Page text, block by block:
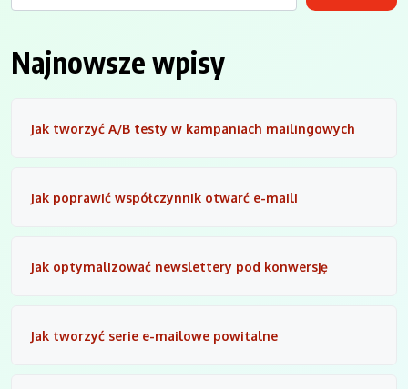
Najnowsze wpisy
Jak tworzyć A/B testy w kampaniach mailingowych
Jak poprawić współczynnik otwarć e-maili
Jak optymalizować newslettery pod konwersję
Jak tworzyć serie e-mailowe powitalne